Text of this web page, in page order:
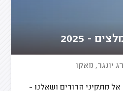
- 2025
יונגר, מאקו
אל מתקיני הדודים ושאלנו -